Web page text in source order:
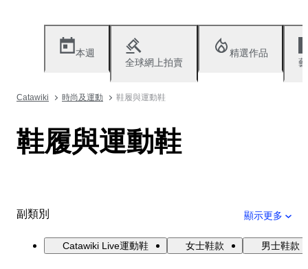
本週
全球網上拍賣
精選作品
Catawiki 時尚及運動 鞋履與運動鞋
鞋履與運動鞋
副類別 顯示更多
Catawiki Live運動鞋 女士鞋款 男士鞋款